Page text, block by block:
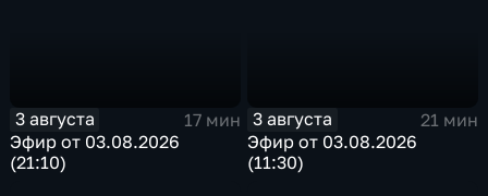
3 августа
17 мин
Эфир от 03.08.2026
(21:10)
3 августа
21 мин
Эфир от 03.08.2026
(11:30)